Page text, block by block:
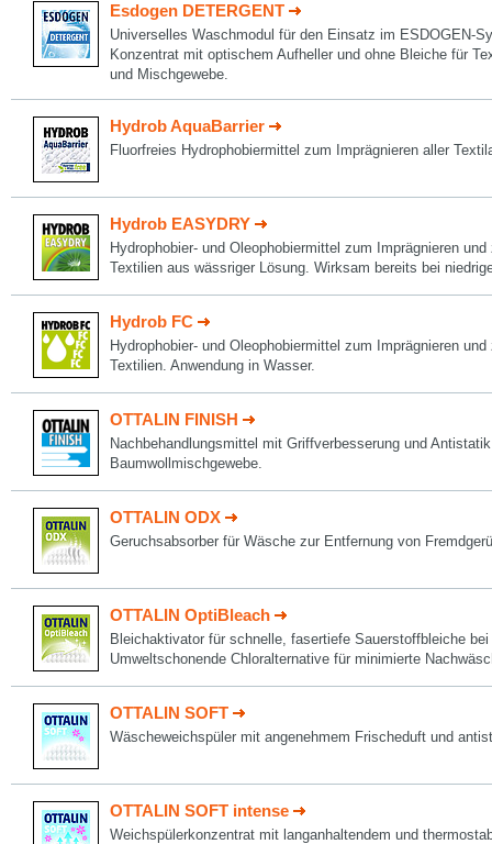
Esdogen DETERGENT
Universelles Waschmodul für den Einsatz im ESDOGEN-
Konzentrat mit optischem Aufheller und ohne Bleiche für
und Mischgewebe.
Hydrob AquaBarrier
Fluorfreies Hydrophobiermittel zum Imprägnieren aller
Hydrob EASYDRY
Hydrophobier- und Oleophobiermittel zum Imprägnieren
Textilien aus wässriger Lösung. Wirksam bereits bei
Hydrob FC
Hydrophobier- und Oleophobiermittel zum Imprägnieren
Textilien. Anwendung in Wasser.
OTTALIN FINISH
Nachbehandlungsmittel mit Griffverbesserung und
Baumwollmischgewebe.
OTTALIN ODX
Geruchsabsorber für Wäsche zur Entfernung von
OTTALIN OptiBleach
Bleichaktivator für schnelle, fasertiefe Sauerstoffbleiche bei
Umweltschonende Chloralternative für minimierte
OTTALIN SOFT
Wäscheweichspüler mit angenehmem Frischeduft und
OTTALIN SOFT intense
Weichspülerkonzentrat mit langanhaltendem und